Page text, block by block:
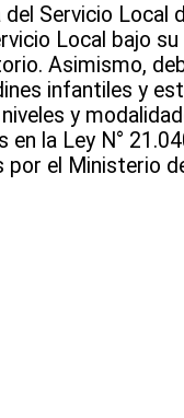
Servicio Local
Local bajo
Asimismo,
infantiles y
y
la Ley N°
el Ministerio